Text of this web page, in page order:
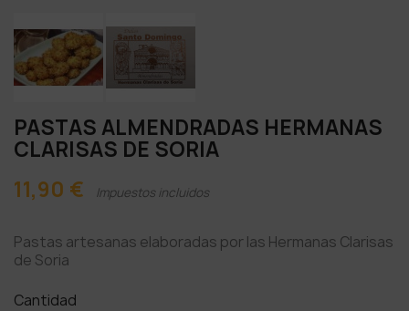
PASTAS ALMENDRADAS HERMANAS
CLARISAS DE SORIA
11,90 €
Impuestos incluidos
Pastas artesanas elaboradas por las Hermanas Clarisas
de Soria
Cantidad